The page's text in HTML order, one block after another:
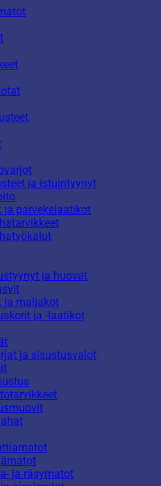
ja istuintyynyt
ja parvekelaatikot
ja huovat
ja maljakot
ja -laatikot
ja sisustusvalot
ja räsymatot